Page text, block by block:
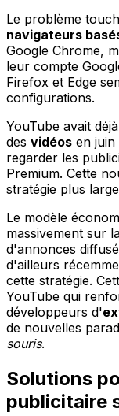
Le problème
navigateurs
Google Chrome,
leur compte
Firefox et Edge
configurations.
YouTube avait
des vidéos en
regarder les
Premium. Cette
stratégie plus
Le modèle
massivement sur
d'annonces
d'ailleurs
cette stratégie.
YouTube qui
développeurs d'
de nouvelles
souris.
Solutions
publicitaire